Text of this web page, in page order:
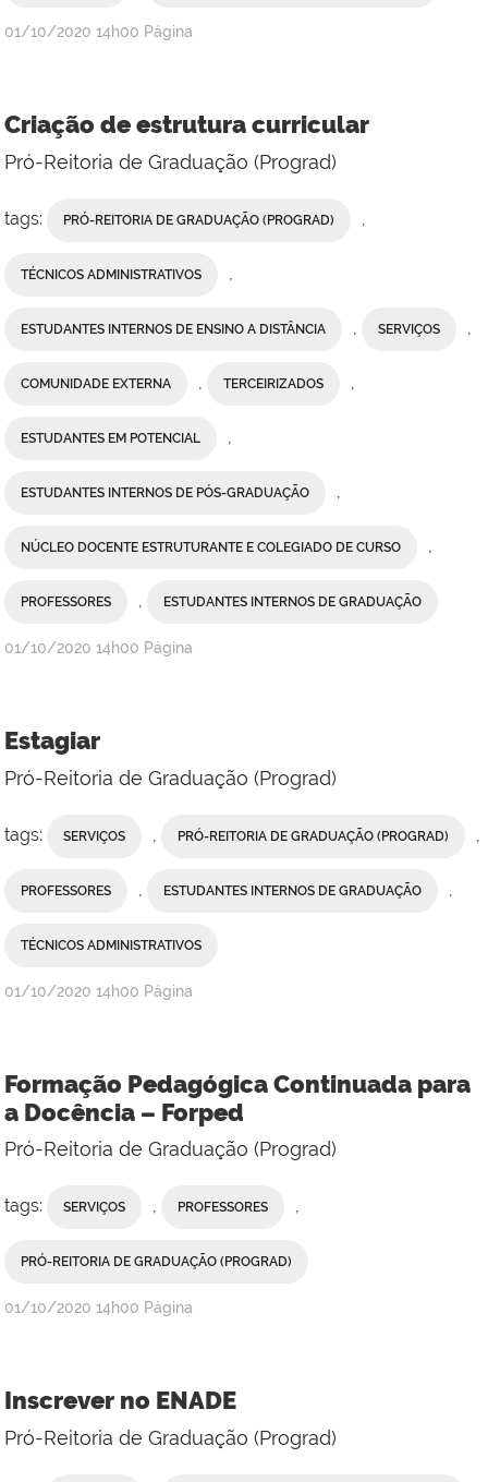
publicado
01/10/2020 14h00 Página
Criação de estrutura curricular
Pró-Reitoria de Graduação (Prograd)
tags: PRÓ-REITORIA DE GRADUAÇÃO (PROGRAD) ,
TÉCNICOS ADMINISTRATIVOS ,
ESTUDANTES INTERNOS DE ENSINO A DISTÂNCIA , SERVIÇOS ,
COMUNIDADE EXTERNA , TERCEIRIZADOS ,
ESTUDANTES EM POTENCIAL ,
ESTUDANTES INTERNOS DE PÓS-GRADUAÇÃO ,
NÚCLEO DOCENTE ESTRUTURANTE E COLEGIADO DE CURSO ,
PROFESSORES , ESTUDANTES INTERNOS DE GRADUAÇÃO
publicado
01/10/2020 14h00 Página
Estagiar
Pró-Reitoria de Graduação (Prograd)
tags: SERVIÇOS PRÓ-REITORIA DE GRADUAÇÃO (PROGRAD)
PROFESSORES ESTUDANTES INTERNOS DE GRADUAÇÃO
TÉCNICOS ADMINISTRATIVOS
publicado
01/10/2020 14h00 Página
Formação Pedagógica Continuada para
a Docência – Forped
Pró-Reitoria de Graduação (Prograd)
tags: SERVIÇOS , PROFESSORES ,
PRÓ-REITORIA DE GRADUAÇÃO (PROGRAD)
publicado
01/10/2020 14h00 Página
Inscrever no ENADE
Pró-Reitoria de Graduação (Prograd)